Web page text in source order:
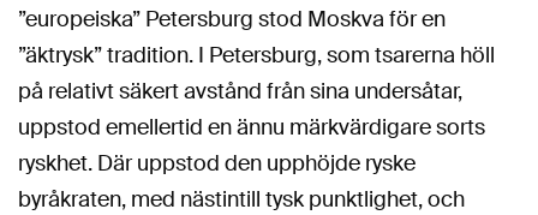
”europeiska” Petersburg stod Moskva för en
”äktrysk” tradition. I Petersburg, som tsarerna höll
på relativt säkert avstånd från sina undersåtar,
uppstod emellertid en ännu märkvärdigare sorts
ryskhet. Där uppstod den upphöjde ryske
byråkraten, med nästintill tysk punktlighet, och